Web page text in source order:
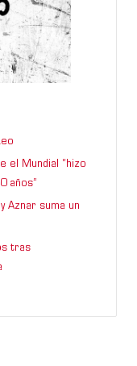
el Mundial “hizo
años”
Aznar suma un
tras